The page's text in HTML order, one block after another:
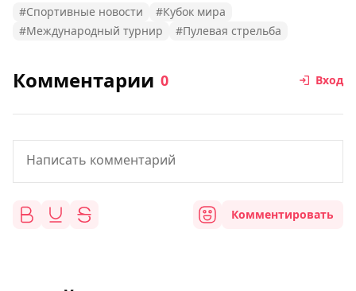
#Спортивные новости
#Кубок мира
#Международный турнир
#Пулевая стрельба
Комментарии 0 Вход
Комментировать